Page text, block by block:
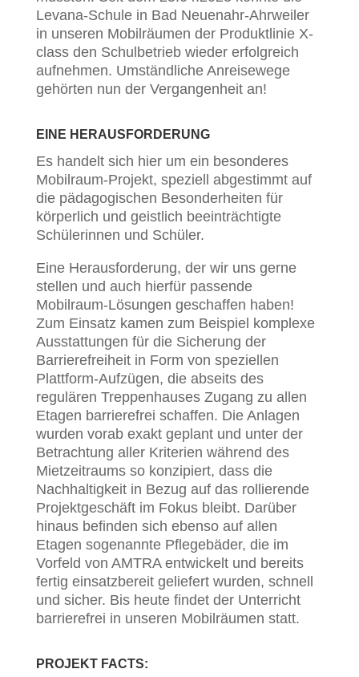
Levana-Schule in Bad Neuenahr-Ahrweiler
in unseren Mobilräumen der Produktlinie X-
class den Schulbetrieb wieder erfolgreich
aufnehmen. Umständliche Anreisewege
gehörten nun der Vergangenheit an!
EINE HERAUSFORDERUNG
Es handelt sich hier um ein besonderes
Mobilraum-Projekt, speziell abgestimmt auf
die pädagogischen Besonderheiten für
körperlich und geistlich beeinträchtigte
Schülerinnen und Schüler.
Eine Herausforderung, der wir uns gerne
stellen und auch hierfür passende
Mobilraum-Lösungen geschaffen haben!
Zum Einsatz kamen zum Beispiel komplexe
Ausstattungen für die Sicherung der
Barrierefreiheit in Form von speziellen
Plattform-Aufzügen, die abseits des
regulären Treppenhauses Zugang zu allen
Etagen barrierefrei schaffen. Die Anlagen
wurden vorab exakt geplant und unter der
Betrachtung aller Kriterien während des
Mietzeitraums so konzipiert, dass die
Nachhaltigkeit in Bezug auf das rollierende
Projektgeschäft im Fokus bleibt. Darüber
hinaus befinden sich ebenso auf allen
Etagen sogenannte Pflegebäder, die im
Vorfeld von AMTRA entwickelt und bereits
fertig einsatzbereit geliefert wurden, schnell
und sicher. Bis heute findet der Unterricht
barrierefrei in unseren Mobilräumen statt.
PROJEKT FACTS: